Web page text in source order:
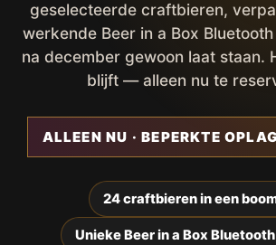
geselecteerde craftbieren,
werkende Beer in a Box
na december gewoon laat staan.
blijft — alleen nu te
ALLEEN NU · BEPERKTE
24 craftbieren in een
Unieke Beer in a Box